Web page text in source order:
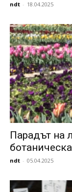
ndt - 18.04.2025
Парадът на
ndt - 05.04.2025